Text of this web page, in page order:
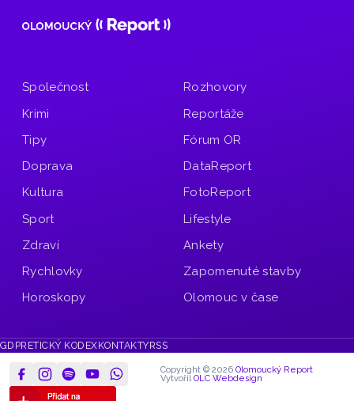
Společnost
Krimi
Tipy
Doprava
Kultura
Sport
Zdraví
Rychlovky
Horoskopy
Rozhovory
Reportáže
Fórum OR
DataReport
FotoReport
Lifestyle
Ankety
Zapomenuté stavby
Olomouc v čase
GDPR ETICKÝ KODEXKONTAKTYRSS
Copyright © 2026 Olomoucký Report
Vytvořil OLC Webdesign